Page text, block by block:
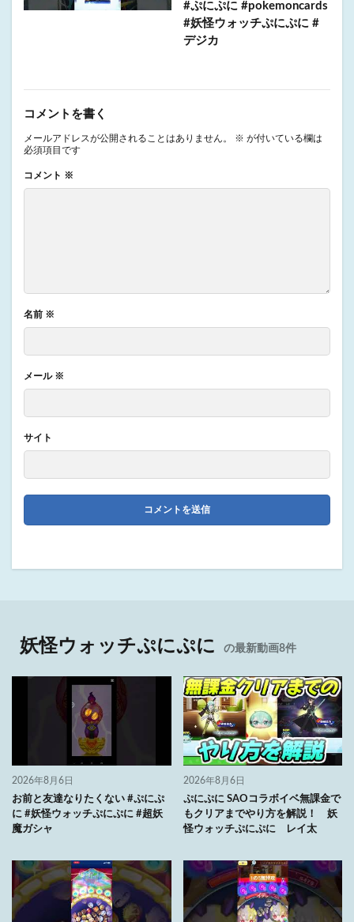
#ぷにぷに #pokemoncards
#妖怪ウォッチぷにぷに #
デジカ
コメントを書く
メールアドレスが公開されることはありません。 ※ が付いている欄は
必須項目です
コメント ※
名前 ※
メール ※
サイト
妖怪ウォッチぷにぷに の最新動画8件
2026年8月6日
お前と友達なりたくない #ぷにぷ
に #妖怪ウォッチぷにぷに #超妖
魔ガシャ
2026年8月6日
ぷにぷに SAOコラボイベ無課金で
もクリアまでやり方を解説！ 妖
怪ウォッチぷにぷに レイ太